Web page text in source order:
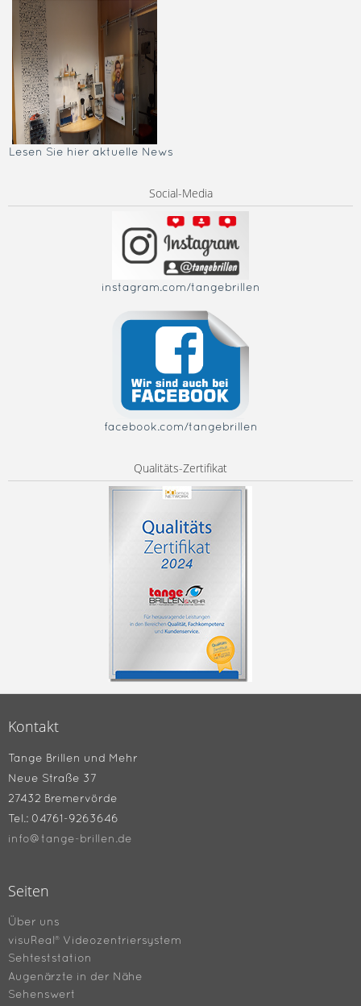
Lesen Sie hier aktuelle News
Social-Media
instagram.com/tangebrillen
facebook.com/tangebrillen
Qualitäts-Zertifikat
Kontakt
Tange Brillen und Mehr
Neue Straße 37
27432 Bremervörde
Tel.: 04761-9263646
info@tange-brillen.de
Seiten
Über uns
visuReal® Videozentriersystem
Sehteststation
Augenärzte in der Nähe
Sehenswert